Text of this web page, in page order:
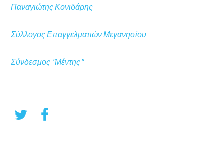
Παναγιώτης Κονιδάρης
Σύλλογος Επαγγελματιών Μεγανησίου
Σύνδεσμος "Μέντης"